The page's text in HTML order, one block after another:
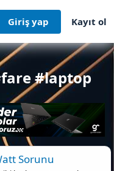
Giriş yap Kayıt ol
#laptop
Sorunu